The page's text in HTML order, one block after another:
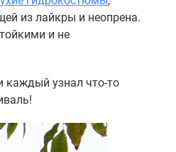
из лайкры и неопрена.
и не
каждый узнал что-то